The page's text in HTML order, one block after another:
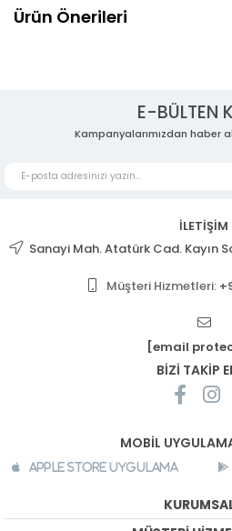
Ürün Önerileri
E-BÜLTEN
Kampanyalarımızdan haber
İLETİŞİM
Sanayi Mah. Atatürk Cad. Kayın
Müşteri Hizmetleri:
[email
BİZİ TAKİP
MOBİL
Apple Store Uygulama